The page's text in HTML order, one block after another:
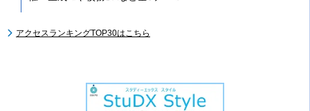
アクセスランキングTOP30はこちら